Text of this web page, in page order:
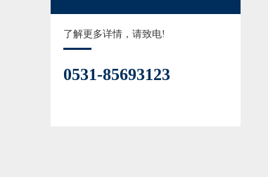
了解更多详情，请致电!
0531-85693123